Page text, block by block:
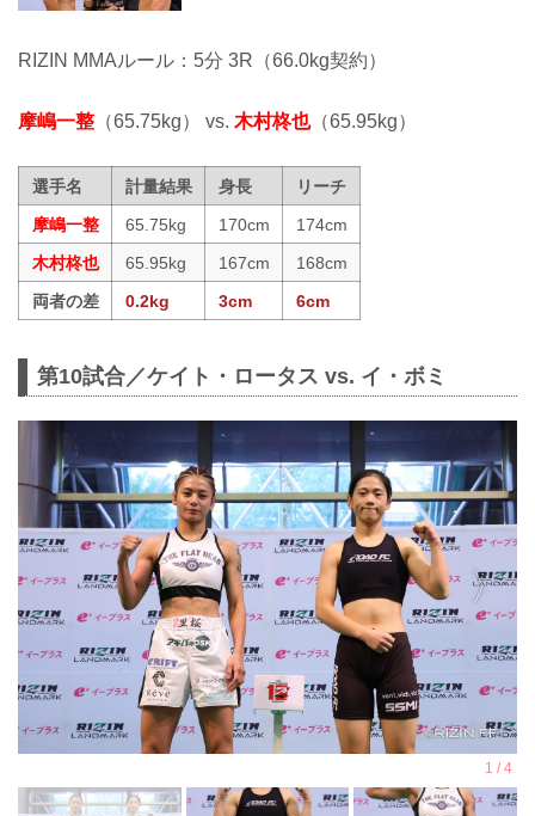
RIZIN MMAルール：5分 3R（66.0kg契約）
摩嶋一整 （65.75kg） vs. 木村柊也（65.95kg）
選手名 計量結果 身長
リーチ
摩嶋一整
65.75kg 170cm
174cm
木村柊也
65.95kg 167cm
168cm
両者の差
0.2kg 3cm 6cm
第10試合／ケイト・ロータス vs. イ・ボミ